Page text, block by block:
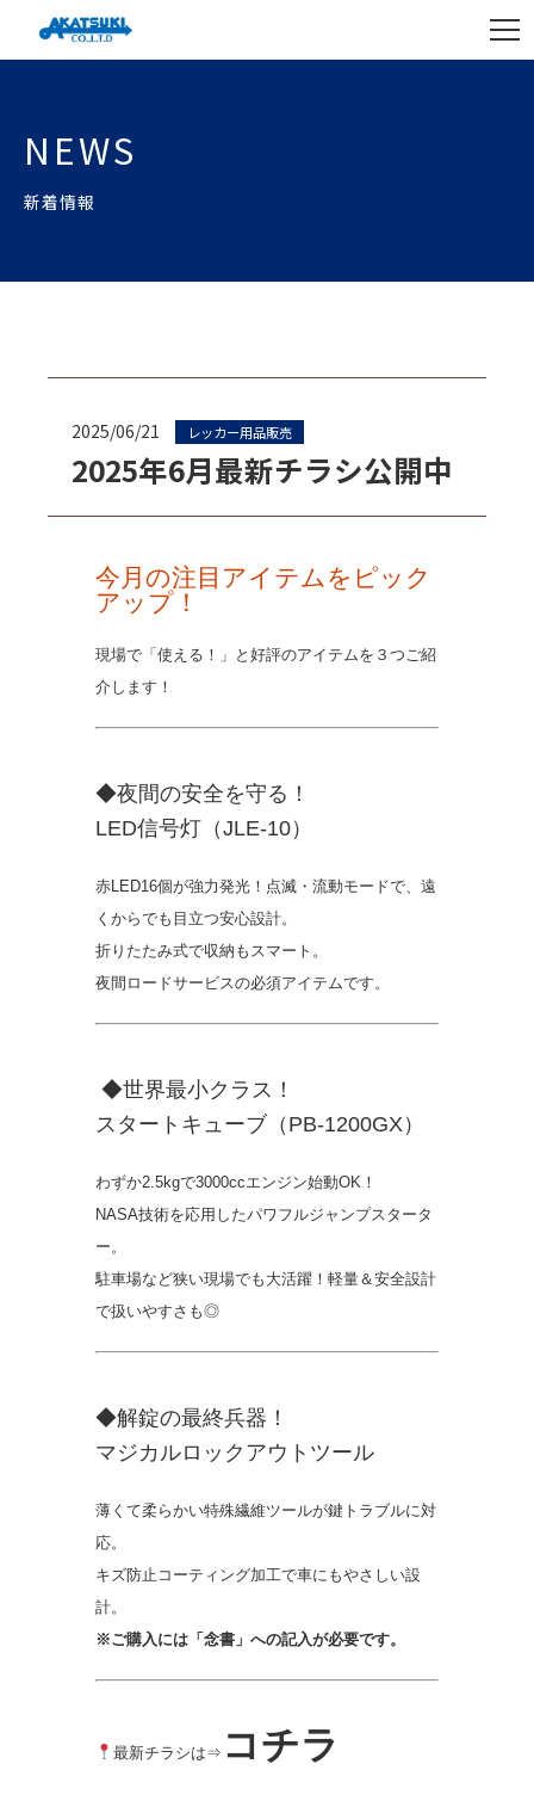
NEWS
新着情報
2025/06/21 レッカー用品販売
2025年6月最新チラシ公開中
今月の注目アイテムをピック
アップ！
現場で「使える！」と好評のアイテムを３つご紹
介します！
◆夜間の安全を守る！
LED信号灯（JLE-10）
赤LED16個が強力発光！点滅・流動モードで、遠
くからでも目立つ安心設計。
折りたたみ式で収納もスマート。
夜間ロードサービスの必須アイテムです。
◆世界最小クラス！
スタートキューブ（PB-1200GX）
わずか2.5kgで3000ccエンジン始動OK！
NASA技術を応用したパワフルジャンプスタータ
ー。
駐車場など狭い現場でも大活躍！軽量＆安全設計
で扱いやすさも◎
◆解錠の最終兵器！
マジカルロックアウトツール
薄くて柔らかい特殊繊維ツールが鍵トラブルに対
応。
キズ防止コーティング加工で車にもやさしい設
計。
※ご購入には「念書」への記入が必要です。
最新チラシは⇒ コチラ